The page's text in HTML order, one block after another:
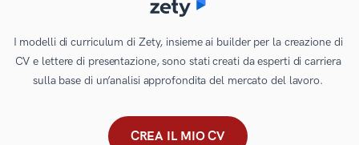
I modelli di curriculum di Zety, insieme ai builder per la creazione di
CV e lettere di presentazione, sono stati creati da esperti di carriera
sulla base di un’analisi approfondita del mercato del lavoro.
CREA IL MIO CV